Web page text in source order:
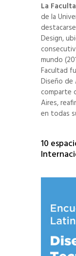
La
de la
Design,
mundo
Facultad
Diseño de
comparte
Aires,
en todas
10